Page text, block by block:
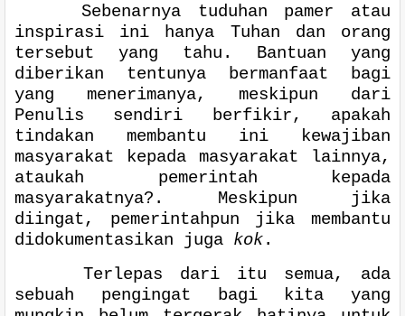
Sebenarnya tuduhan pamer atau
inspirasi ini hanya Tuhan dan orang
tersebut yang tahu. Bantuan yang
diberikan tentunya bermanfaat bagi
yang menerimanya, meskipun dari
Penulis sendiri berfikir, apakah
tindakan membantu ini kewajiban
masyarakat kepada masyarakat lainnya,
ataukah pemerintah kepada
masyarakatnya?. Meskipun jika
diingat, pemerintahpun jika membantu
didokumentasikan juga kok.
Terlepas dari itu semua, ada
sebuah pengingat bagi kita yang